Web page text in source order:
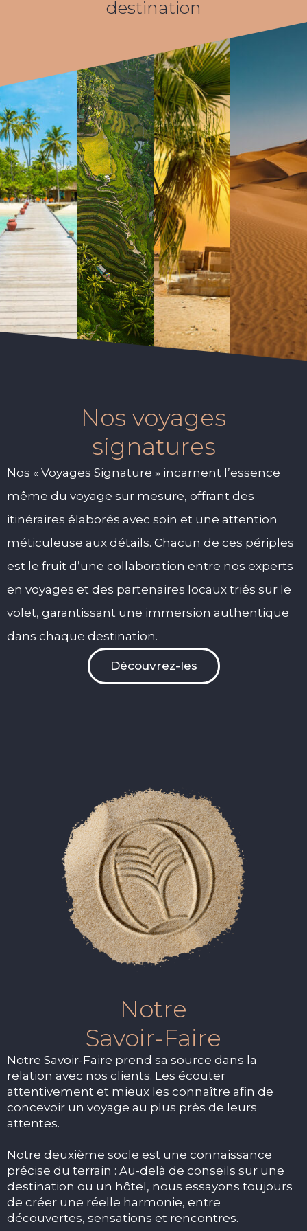
destination
Nos voyages
signatures
Nos « Voyages Signature » incarnent l’essence
même du voyage sur mesure, offrant des
itinéraires élaborés avec soin et une attention
méticuleuse aux détails. Chacun de ces périples
est le fruit d’une collaboration entre nos experts
en voyages et des partenaires locaux triés sur le
volet, garantissant une immersion authentique
dans chaque destination.
Découvrez-les
Notre
Savoir-Faire
Notre Savoir-Faire prend sa source dans la
relation avec nos clients. Les écouter
attentivement et mieux les connaître afin de
concevoir un voyage au plus près de leurs
attentes.
Notre deuxième socle est une connaissance
précise du terrain : Au-delà de conseils sur une
destination ou un hôtel, nous essayons toujours
de créer une réelle harmonie, entre
découvertes, sensations et rencontres.